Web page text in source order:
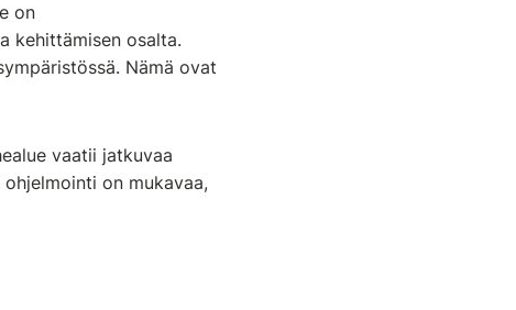
on
kehittämisen osalta.
Nämä ovat
vaatii jatkuvaa
on mukavaa,